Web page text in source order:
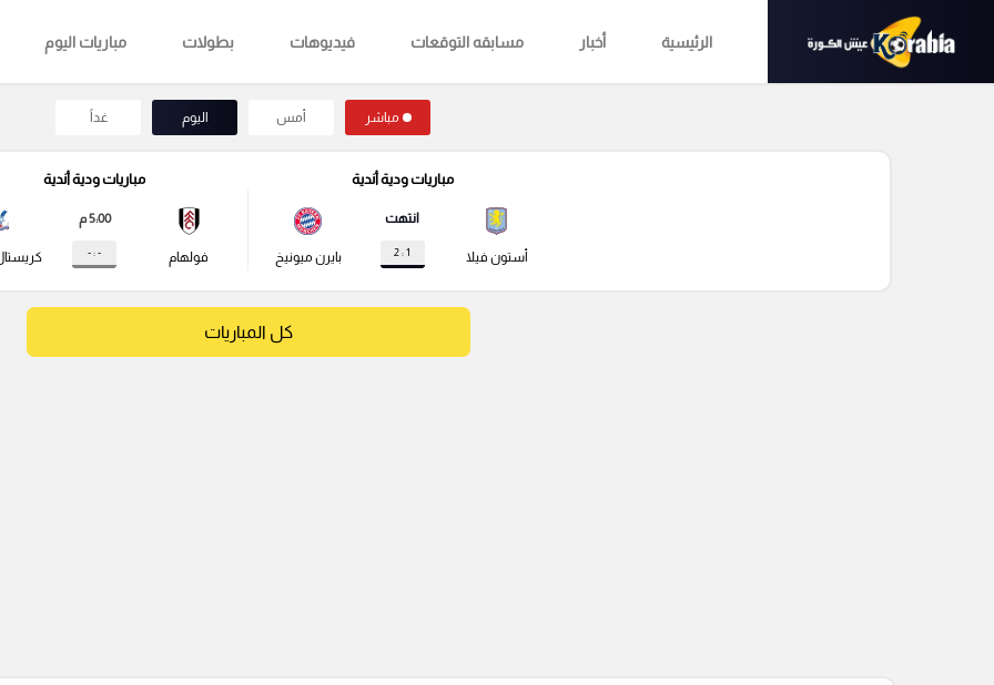
الرئيسية أخبار مسابقه التوقعات فيديوهات بطولات مباريات اليوم
مباشر أمس اليوم غداً
مباريات ودية أندية
أستون فيلا
انتهت
1 : 2 بايرن ميونيخ
مباريات ودية أندية
فولهام
5:00 م
- : -
كل المباريات